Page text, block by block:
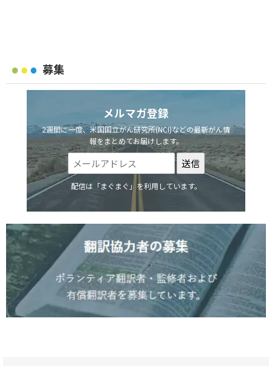
募集
メルマガ登録
2週間に一度、米国国立がん研究所(NCI)などの最新がん情
報をまとめてお届けします。
配信は「まぐまぐ」を利用しています。